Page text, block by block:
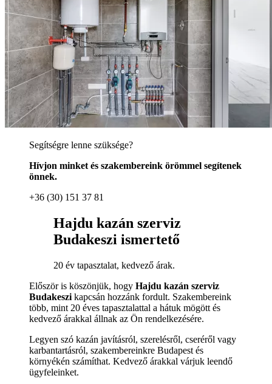
Segítségre lenne szüksége?
Hívjon minket és szakembereink örömmel segítenek
önnek.
+36 (30) 151 37 81
Hajdu kazán szerviz
Budakeszi ismertető
20 év tapasztalat, kedvező árak.
Először is köszönjük, hogy Hajdu kazán szerviz
Budakeszi kapcsán hozzánk fordult. Szakembereink
több, mint 20 éves tapasztalattal a hátuk mögött és
kedvező árakkal állnak az Ön rendelkezésére.
Legyen szó kazán javításról, szerelésről, cseréről vagy
karbantartásról, szakembereinkre Budapest és
környékén számíthat. Kedvező árakkal várjuk leendő
ügyfeleinket.